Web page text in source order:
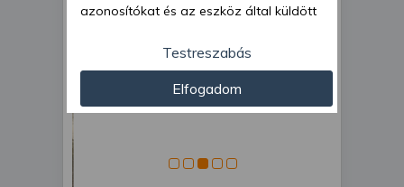
azonosítókat és az eszköz által küldött
személyre szabott hirdetések és
tartalom nyújtásához, hirdetés- és
tartalomméréshez, nézettségi adatok
gyűjtéséhez, valamint termékek
partnereink eszközleolvasásos
Testreszabás
Elfogadom